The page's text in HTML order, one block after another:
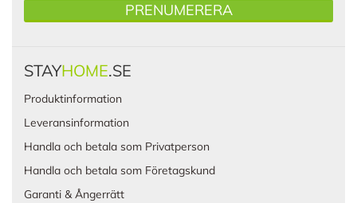
PRENUMERERA
STAYHOME.SE
Produktinformation
Leveransinformation
Handla och betala som Privatperson
Handla och betala som Företagskund
Garanti & Ångerrätt